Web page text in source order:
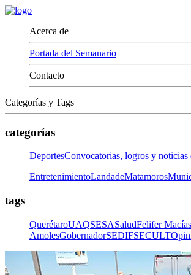
Acerca de
Portada del Semanario
Contacto
Categorías y Tags
categorías
DeportesConvocatorias, logros y noticias
EntretenimientoLandadeMatamoros
tags
QuerétaroUAQSESASaludFelifer Macías
AmolesGobernadorSEDIFSECULT